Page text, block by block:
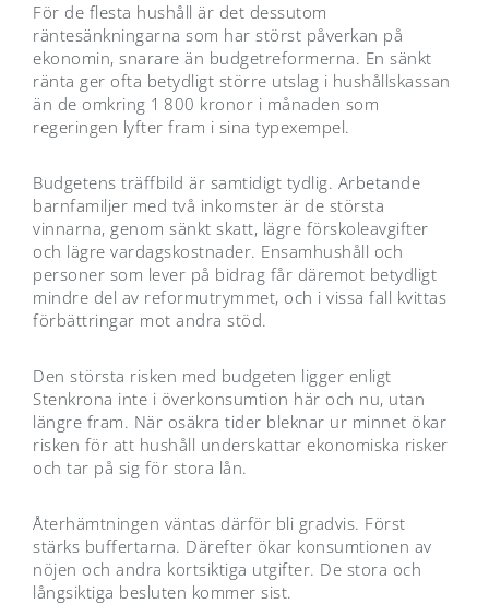
För de flesta hushåll är det dessutom
räntesänkningarna som har störst påverkan på
ekonomin, snarare än budgetreformerna. En sänkt
ränta ger ofta betydligt större utslag i hushållskassan
än de omkring 1 800 kronor i månaden som
regeringen lyfter fram i sina typexempel.
Budgetens träffbild är samtidigt tydlig. Arbetande
barnfamiljer med två inkomster är de största
vinnarna, genom sänkt skatt, lägre förskoleavgifter
och lägre vardagskostnader. Ensamhushåll och
personer som lever på bidrag får däremot betydligt
mindre del av reformutrymmet, och i vissa fall kvittas
förbättringar mot andra stöd.
Den största risken med budgeten ligger enligt
Stenkrona inte i överkonsumtion här och nu, utan
längre fram. När osäkra tider bleknar ur minnet ökar
risken för att hushåll underskattar ekonomiska risker
och tar på sig för stora lån.
Återhämtningen väntas därför bli gradvis. Först
stärks buffertarna. Därefter ökar konsumtionen av
nöjen och andra kortsiktiga utgifter. De stora och
långsiktiga besluten kommer sist.